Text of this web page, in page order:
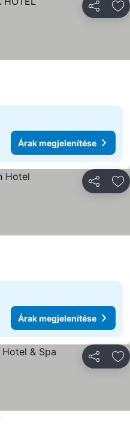
Árak megjelenítése
Árak megjelenítése